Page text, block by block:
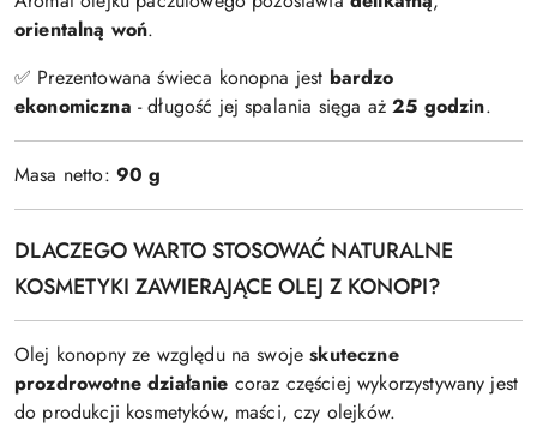
orientalną woń.
✅ Prezentowana świeca konopna jest bardzo
ekonomiczna - długość jej spalania sięga aż25 godzin.
Masa netto: 90 g
DLACZEGO WARTO STOSOWAĆ NATURALNE
KOSMETYKI ZAWIERAJĄCE OLEJ Z KONOPI?
Olej konopny ze względu na swojeskuteczne
prozdrowotne działanie coraz częściej wykorzystywany jest
do produkcji kosmetyków, maści, czy olejków.